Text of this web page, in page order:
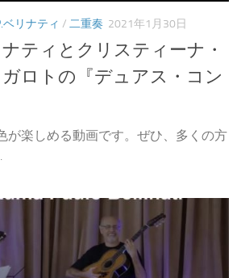
ベリナティ / 二重奏 2021年1月30日
ティとクリスティーナ・
ロトの『デュアス・コン
が楽しめる動画です。ぜひ、多くの方